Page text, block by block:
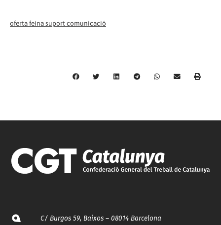
oferta feina suport comunicació
C/ Burgos 59, Baixos – 08014 Barcelona